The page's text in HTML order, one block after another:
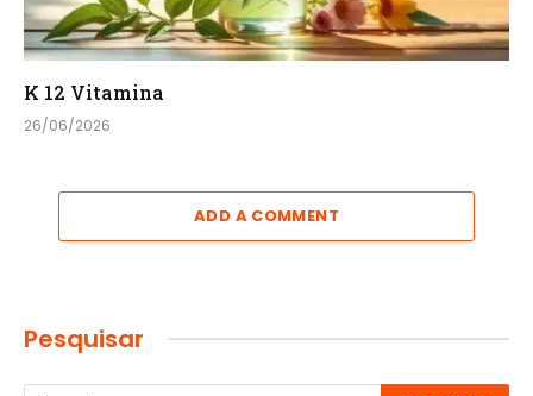
K 12 Vitamina
26/06/2026
ADD A COMMENT
Pesquisar